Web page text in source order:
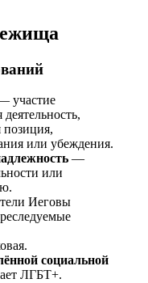
участие
позиция,
или убеждения.
—
или
Иеговы
социальной
ЛГБТ+.